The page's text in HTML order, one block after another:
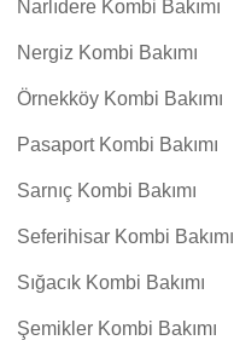
Narlıdere Kombi Bakımı
Nergiz Kombi Bakımı
Örnekköy Kombi Bakımı
Pasaport Kombi Bakımı
Sarnıç Kombi Bakımı
Seferihisar Kombi Bakımı
Sığacık Kombi Bakımı
Şemikler Kombi Bakımı